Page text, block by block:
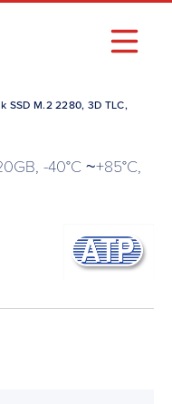
SSD M.2 2280, 3D TLC,
-40°C ~+85°C,